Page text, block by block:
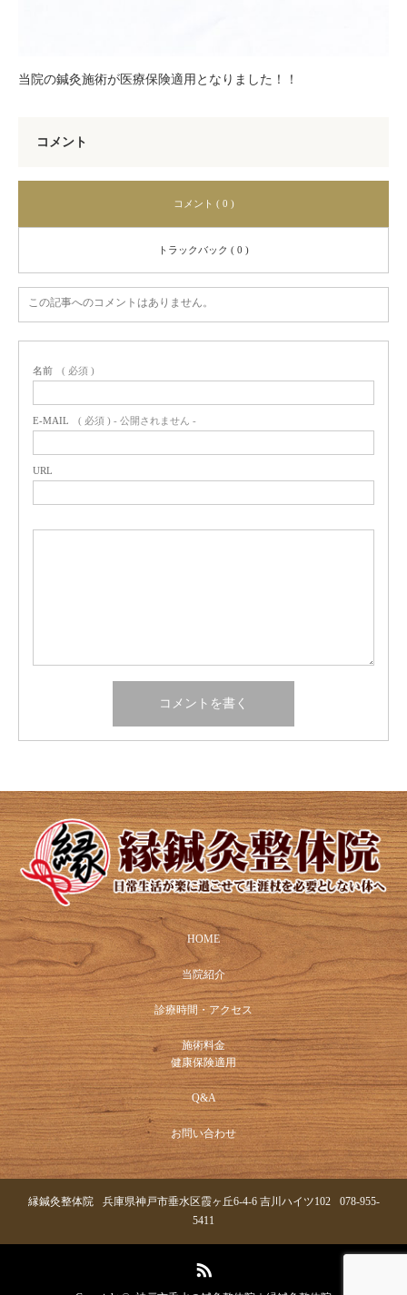
当院の鍼灸施術が医療保険適用となりました！！
コメント
コメント ( 0 )
トラックバック ( 0 )
この記事へのコメントはありません。
名前 ( 必須 )
E-MAIL ( 必須 ) - 公開されません -
URL
HOME
当院紹介
診療時間・アクセス
施術料金
健康保険適用
Q&A
お問い合わせ
縁鍼灸整体院 兵庫県神戸市垂水区霞ヶ丘6-4-6 吉川ハイツ102
078-955-
5411